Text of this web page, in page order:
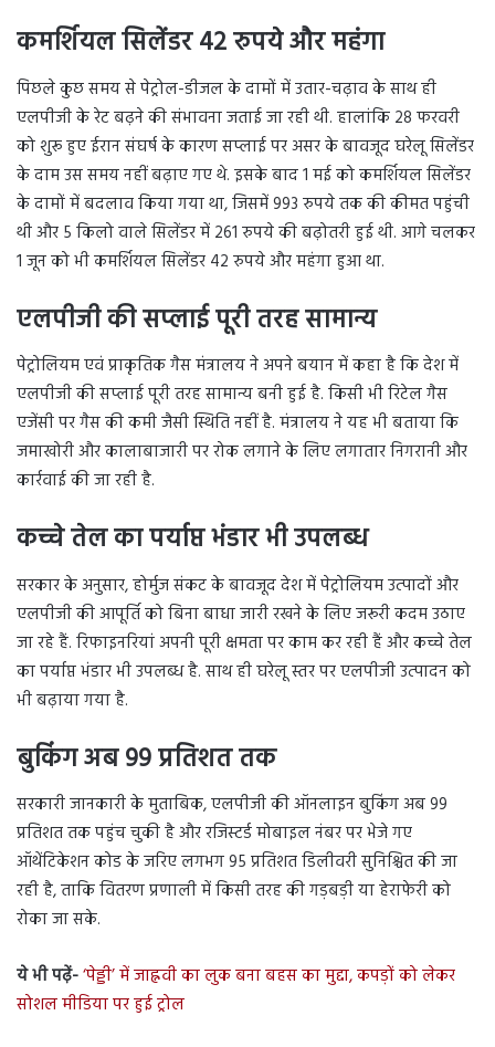
कमर्शियल सिलेंडर 42 रुपये और महंगा
पिछले कुछ समय से पेट्रोल-डीजल के दामों में उतार-चढ़ाव के साथ ही
एलपीजी के रेट बढ़ने की संभावना जताई जा रही थी. हालांकि 28 फरवरी
को शुरू हुए ईरान संघर्ष के कारण सप्लाई पर असर के बावजूद घरेलू सिलेंडर
के दाम उस समय नहीं बढ़ाए गए थे. इसके बाद 1 मई को कमर्शियल सिलेंडर
के दामों में बदलाव किया गया था, जिसमें 993 रुपये तक की कीमत पहुंची
थी और 5 किलो वाले सिलेंडर में 261 रुपये की बढ़ोतरी हुई थी. आगे चलकर
1 जून को भी कमर्शियल सिलेंडर 42 रुपये और महंगा हुआ था.
एलपीजी की सप्लाई पूरी तरह सामान्य
पेट्रोलियम एवं प्राकृतिक गैस मंत्रालय ने अपने बयान में कहा है कि देश में
एलपीजी की सप्लाई पूरी तरह सामान्य बनी हुई है. किसी भी रिटेल गैस
एजेंसी पर गैस की कमी जैसी स्थिति नहीं है. मंत्रालय ने यह भी बताया कि
जमाखोरी और कालाबाजारी पर रोक लगाने के लिए लगातार निगरानी और
कार्रवाई की जा रही है.
कच्चे तेल का पर्याप्त भंडार भी उपलब्ध
सरकार के अनुसार, होर्मुज संकट के बावजूद देश में पेट्रोलियम उत्पादों और
एलपीजी की आपूर्ति को बिना बाधा जारी रखने के लिए जरूरी कदम उठाए
जा रहे हैं. रिफाइनरियां अपनी पूरी क्षमता पर काम कर रही हैं और कच्चे तेल
का पर्याप्त भंडार भी उपलब्ध है. साथ ही घरेलू स्तर पर एलपीजी उत्पादन को
भी बढ़ाया गया है.
बुकिंग अब 99 प्रतिशत तक
सरकारी जानकारी के मुताबिक, एलपीजी की ऑनलाइन बुकिंग अब 99
प्रतिशत तक पहुंच चुकी है और रजिस्टर्ड मोबाइल नंबर पर भेजे गए
ऑथेंटिकेशन कोड के जरिए लगभग 95 प्रतिशत डिलीवरी सुनिश्चित की जा
रही है, ताकि वितरण प्रणाली में किसी तरह की गड़बड़ी या हेराफेरी को
रोका जा सके.
ये भी पढ़ें-‘पेड्डी’ में जाह्नवी का लुक बना बहस का मुद्दा, कपड़ों को लेकर
सोशल मीडिया पर हुई ट्रोल